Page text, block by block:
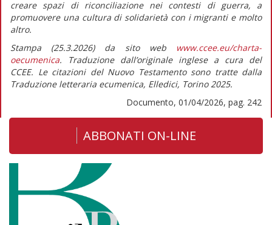
creare spazi di riconciliazione nei contesti di guerra, a
promuovere una cultura di solidarietà con i migranti e molto
altro.
Stampa (25.3.2026) da sito web
www.ccee.eu/charta-
oecumenica. Traduzione dall’originale inglese a cura del
CCEE. Le citazioni del Nuovo Testamento sono tratte dalla
Traduzione letteraria ecumenica, Elledici, Torino 2025.
Documento, 01/04/2026, pag. 242
ABBONATI ON-LINE